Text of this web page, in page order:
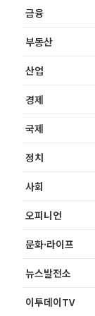
금융
부동산
산업
경제
국제
정치
사회
오피니언
문화·라이프
뉴스발전소
이투데이TV